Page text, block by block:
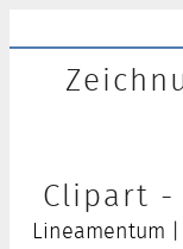
Clipart -
Lineamentum